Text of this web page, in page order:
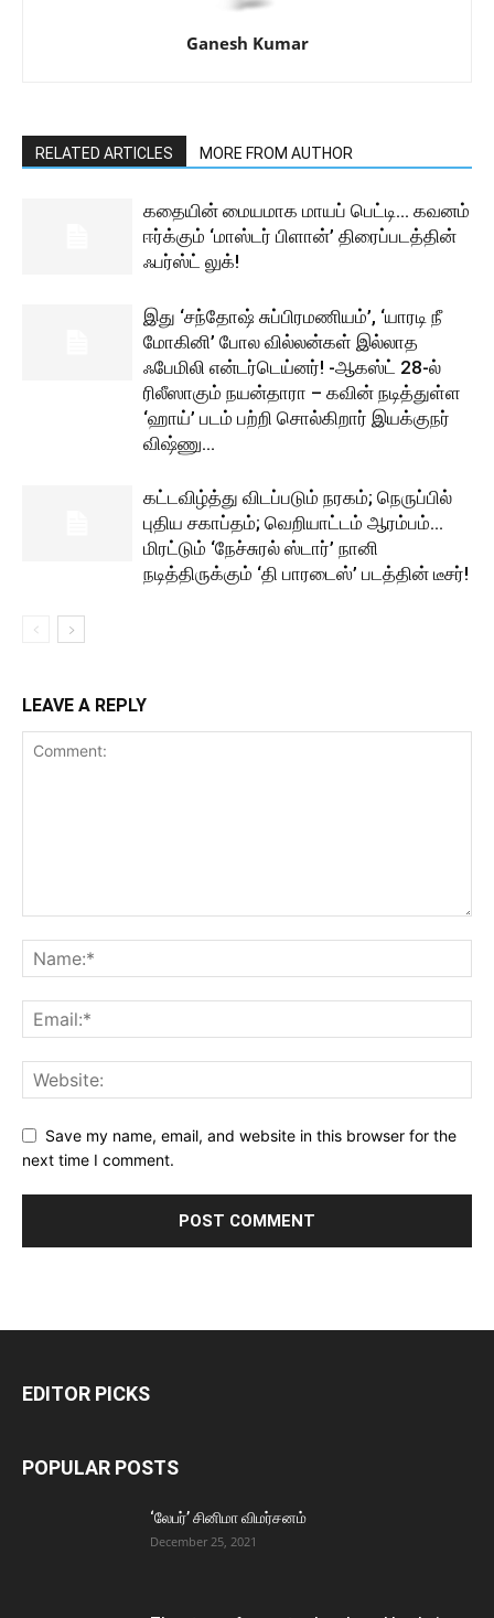
Ganesh Kumar
RELATED ARTICLES MORE FROM AUTHOR
கதையின் மையமாக மாயப் பெட்டி… கவனம்
ஈர்க்கும் ‘மாஸ்டர் பிளான்’ திரைப்படத்தின்
ஃபர்ஸ்ட் லுக்!
இது ‘சந்தோஷ் சுப்பிரமணியம்’, ‘யாரடி நீ
மோகினி’ போல வில்லன்கள் இல்லாத
ஃபேமிலி என்டர்டெய்னர்! -ஆகஸ்ட் 28-ல்
ரிலீஸாகும் நயன்தாரா – கவின் நடித்துள்ள
‘ஹாய்’ படம் பற்றி சொல்கிறார் இயக்குநர்
விஷ்ணு...
கட்டவிழ்த்து விடப்படும் நரகம்; நெருப்பில்
புதிய சகாப்தம்; வெறியாட்டம் ஆரம்பம்…
மிரட்டும் ‘நேச்சுரல் ஸ்டார்’ நானி
நடித்திருக்கும் ‘தி பாரடைஸ்’ படத்தின் டீசர்!
LEAVE A REPLY
Save my name, email, and website in this browser for the
next time I comment.
EDITOR PICKS
POPULAR POSTS
‘லேபர்’ சினிமா விமர்சனம்
December 25, 2021